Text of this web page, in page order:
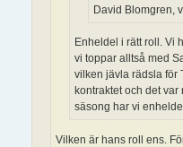
David Blomgren,
Enheldel i rätt roll. Vi
vi toppar alltså med
vilken jävla rädsla för
kontraktet och det
säsong har vi
Vilken är hans roll ens.